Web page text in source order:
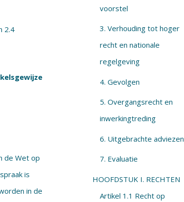
2.4
de Wet op
is
in de
voorstel
3. Verhouding tot hoger
recht en nationale
regelgeving
4. Gevolgen
5. Overgangsrecht en
inwerkingtreding
6. Uitgebrachte adviezen
7. Evaluatie
HOOFDSTUK I. RECHTEN
Artikel 1.1 Recht op